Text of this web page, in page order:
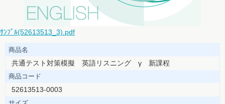
ｻﾝﾌﾟﾙ(52613513_3).pdf
商品名
共通テスト対策模擬 英語リスニング γ 新課程
商品コード
52613513-0003